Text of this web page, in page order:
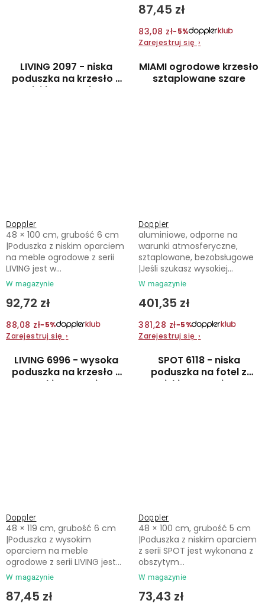
87,45 zł
83,08 zł−5%
Zarejestruj się ›
LIVING 2097 - niska
poduszka na krzesło z
niskim oparciem
Doppler
W magazynie
92,72 zł
88,08 zł−5%
Zarejestruj się ›
48 × 100 cm, grubość 6 cm
|Poduszka z niskim oparciem
na meble ogrodowe z serii
LIVING jest w...
MIAMI ogrodowe krzesło
sztaplowane szare
Doppler
W magazynie
401,35 zł
381,28 zł−5%
Zarejestruj się ›
aluminiowe, odporne na
warunki atmosferyczne,
sztaplowane, bezobsługowe
|Jeśli szukasz wysokiej...
LIVING 6996 - wysoka
poduszka na krzesło z
wysokim oparciem
Doppler
W magazynie
87,45 zł
48 × 119 cm, grubość 6 cm
|Poduszka z wysokim
oparciem na meble
ogrodowe z serii LIVING jest...
SPOT 6118 - niska
poduszka na fotel z
niskim oparciem
Doppler
W magazynie
73,43 zł
48 × 100 cm, grubość 5 cm
|Poduszka z niskim oparciem
z serii SPOT jest wykonana z
obszytym...